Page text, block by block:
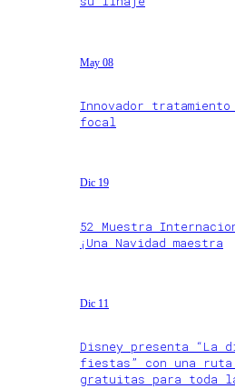
May 08
Innovador
focal
Dic 19
52 Muestra
¡Una Navidad maestra
Dic 11
Disney presenta “La
fiestas” con una
gratuitas para toda